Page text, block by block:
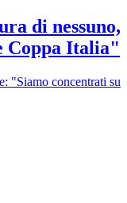
di nessuno,
Coppa Italia"
"Siamo concentrati su